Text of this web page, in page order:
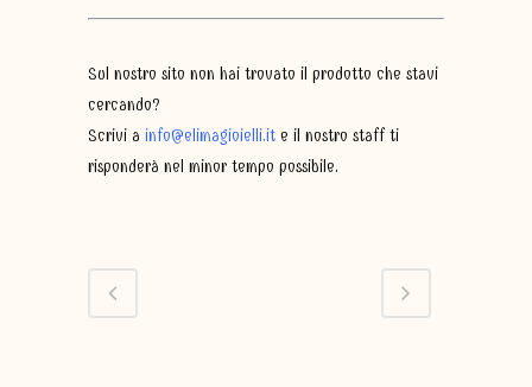
Sul nostro sito non hai trovato il prodotto che stavi
cercando?
Scrivi a info@elimagioielli.it e il nostro staff ti
risponderà nel minor tempo possibile.